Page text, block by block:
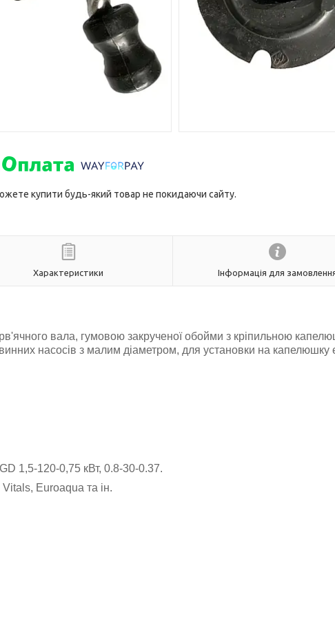
купити будь-який товар не покидаючи сайту.
Характеристики Інформація для
вала, гумовою закрученої обойми з кріпильною
насосів з малим діаметром, для установки на капелюшку
1,5-120-0,75 кВт, 0.8-30-0.37.
Euroaqua та ін.